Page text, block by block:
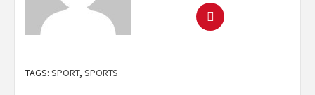
TAGS: SPORT, SPORTS